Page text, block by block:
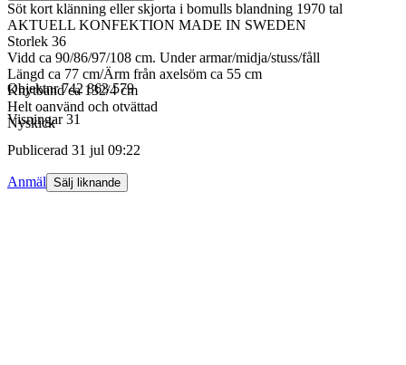
Söt kort klänning eller skjorta i bomulls blandning 1970 tal
AKTUELL KONFEKTION MADE IN SWEDEN
Storlek 36
Vidd ca 90/86/97/108 cm. Under armar/midja/stuss/fåll
Längd ca 77 cm/Ärm från axelsöm ca 55 cm
Knytband ca 132/4 cm
Helt oanvänd och otvättad
Nyskick
Objektnr 742 863 579
Visningar 31
Publicerad 31 jul 09:22
Anmäl Sälj liknande